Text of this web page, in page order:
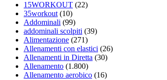
15WORKOUT (22)
35workout(10)
Addominali (99)
addominali scolpiti (39)
Alimentazione (271)
Allenamenti con elastici (26)
Allenamenti in Diretta (30)
Allenamento (1.800)
Allenamento aerobico (16)